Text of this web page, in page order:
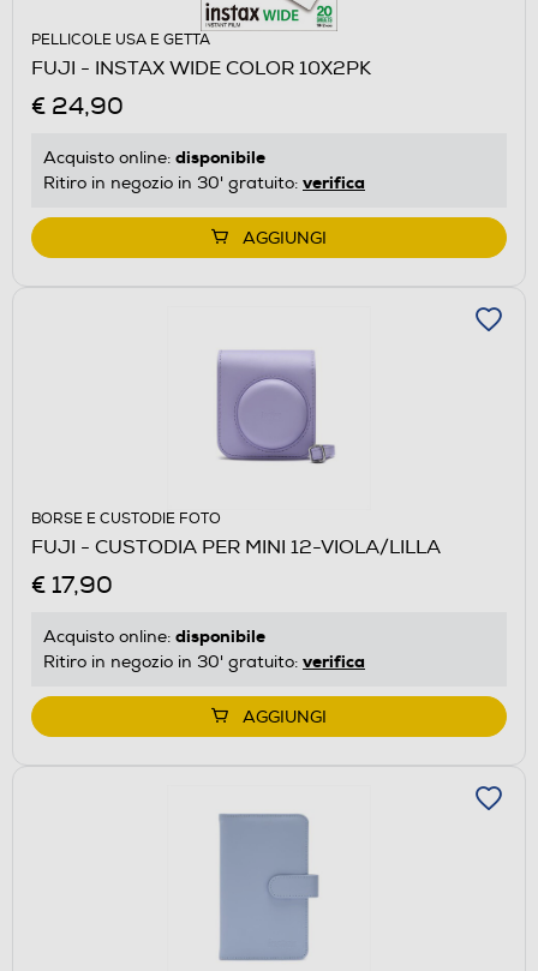
PELLICOLE USA E GETTA
FUJI - INSTAX WIDE COLOR 10X2PK
€ 24,90
Acquisto online: disponibile
Ritiro in negozio in 30' gratuito: verifica
AGGIUNGI
BORSE E CUSTODIE FOTO
FUJI - CUSTODIA PER MINI 12-VIOLA/LILLA
€ 17,90
Acquisto online: disponibile
Ritiro in negozio in 30' gratuito: verifica
AGGIUNGI